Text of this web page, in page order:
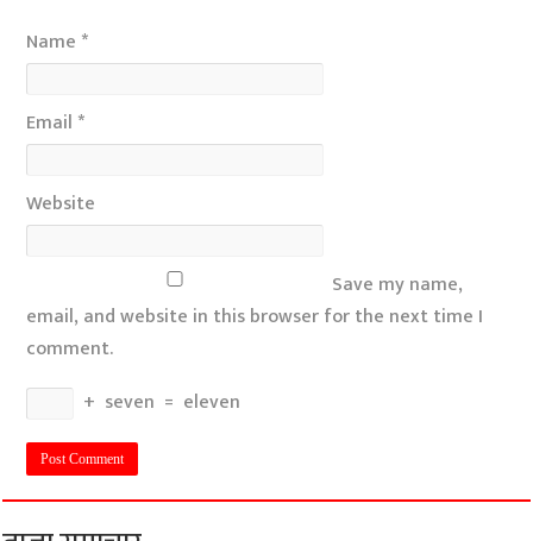
Name *
Email *
Website
Save my name,
email, and website in this browser for the next time I
comment.
+ seven = eleven